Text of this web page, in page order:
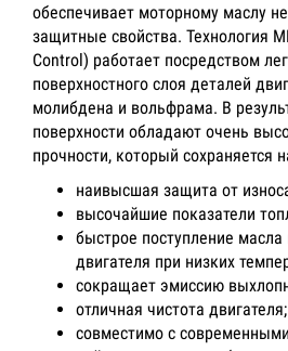
обеспечивает моторному маслу
защитные свойства. Технология
Control) работает посредством
поверхностного слоя деталей
молибдена и вольфрама. В
поверхности обладают очень
прочности, который сохраняется
наивысшая защита от
высочайшие показатели
быстрое поступление
двигателя при низких
сокращает эмиссию
отличная чистота двигателя;
совместимо с